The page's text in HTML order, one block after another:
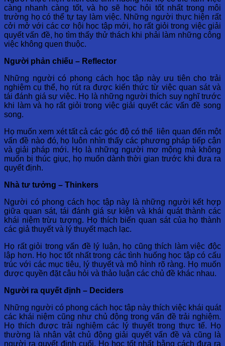
càng nhanh càng tốt, và họ sẽ học hỏi tốt nhất trong môi
trường họ có thể tự tay làm việc. Những người thực hiện rất
cởi mở với các cơ hội học tập mới, họ rất giỏi trong việc giải
quyết vấn đề, họ tìm thấy thử thách khi phải làm những công
việc không quen thuộc.
Người phản chiếu – Reflector
Những người có phong cách học tập này ưu tiên cho trải
nghiệm cụ thể, họ rút ra được kiến thức từ việc quan sát và
tái đánh giá sự việc. Họ là những người thích suy nghĩ trước
khi làm và họ rất giỏi trong việc giải quyết các vấn đề song
song.
Họ muốn xem xét tất cả các góc độ có thể liên quan đến một
vấn đề nào đó, họ luôn nhìn thấy các phương pháp tiếp cận
và giải pháp mới. Họ là những người mơ mộng mà không
muốn bị thúc giục, họ muốn dành thời gian trước khi đưa ra
quyết định.
Nhà tư tưởng – Thinkers
Người có phong cách học tập này là những người kết hợp
giữa quan sát, tái đánh giá sự kiện và khái quát thành các
khái niệm trừu tượng. Họ thích biến quan sát của họ thành
các giả thuyết và lý thuyết mạch lạc.
Họ rất giỏi trong vấn đề lý luận, họ cũng thích làm việc độc
lập hơn. Họ học tốt nhất trong các tình huống học tập có cấu
trúc với các mục tiêu, lý thuyết và mô hình rõ ràng. Họ muốn
được quyền đặt câu hỏi và thảo luận các chủ đề khác nhau.
Người ra quyết định – Deciders
Những người có phong cách học tập này thích việc khái quát
các khái niệm cũng như chủ động trong vấn đề trải nghiệm.
Họ thích được trải nghiệm các lý thuyết trong thực tế. Họ
thường là nhân vật chủ động giải quyết vấn đề và cũng là
người ra quyết định cuối. Họ học tốt nhất bằng cách đưa ra